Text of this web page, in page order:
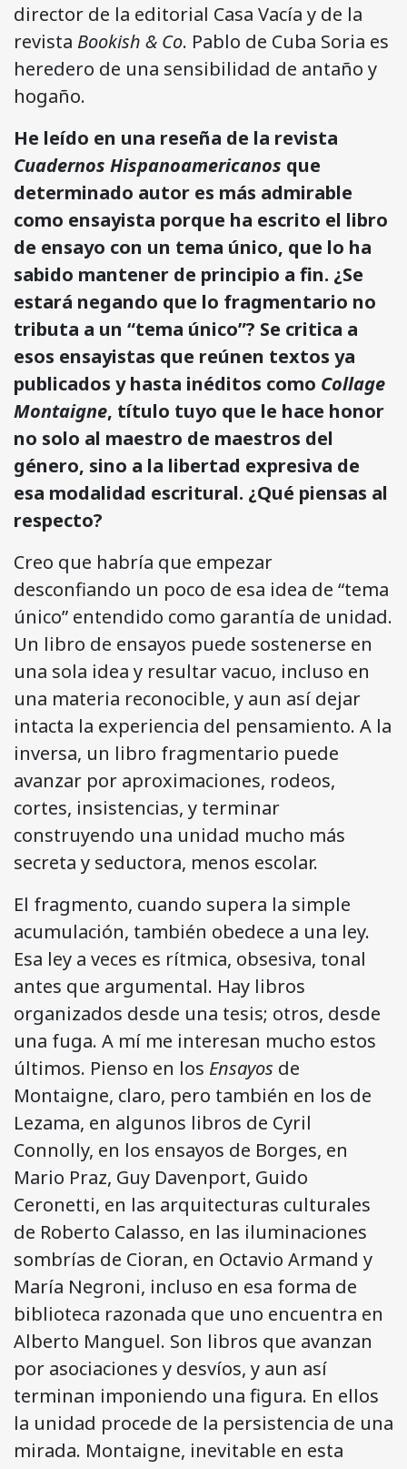
director de la editorial Casa Vacía y de la
revista Bookish & Co. Pablo de Cuba Soria es
heredero de una sensibilidad de antaño y
hogaño.
He leído en una reseña de la revista
Cuadernos Hispanoamericanos que
determinado autor es más admirable
como ensayista porque ha escrito el libro
de ensayo con un tema único, que lo ha
sabido mantener de principio a fin. ¿Se
estará negando que lo fragmentario no
tributa a un “tema único”? Se critica a
esos ensayistas que reúnen textos ya
publicados y hasta inéditos como Collage
Montaigne, título tuyo que le hace honor
no solo al maestro de maestros del
género, sino a la libertad expresiva de
esa modalidad escritural. ¿Qué piensas al
respecto?
Creo que habría que empezar
desconfiando un poco de esa idea de “tema
único” entendido como garantía de unidad.
Un libro de ensayos puede sostenerse en
una sola idea y resultar vacuo, incluso en
una materia reconocible, y aun así dejar
intacta la experiencia del pensamiento. A la
inversa, un libro fragmentario puede
avanzar por aproximaciones, rodeos,
cortes, insistencias, y terminar
construyendo una unidad mucho más
secreta y seductora, menos escolar.
El fragmento, cuando supera la simple
acumulación, también obedece a una ley.
Esa ley a veces es rítmica, obsesiva, tonal
antes que argumental. Hay libros
organizados desde una tesis; otros, desde
una fuga. A mí me interesan mucho estos
últimos. Pienso en los Ensayos de
Montaigne, claro, pero también en los de
Lezama, en algunos libros de Cyril
Connolly, en los ensayos de Borges, en
Mario Praz, Guy Davenport, Guido
Ceronetti, en las arquitecturas culturales
de Roberto Calasso, en las iluminaciones
sombrías de Cioran, en Octavio Armand y
María Negroni, incluso en esa forma de
biblioteca razonada que uno encuentra en
Alberto Manguel. Son libros que avanzan
por asociaciones y desvíos, y aun así
terminan imponiendo una figura. En ellos
la unidad procede de la persistencia de una
mirada. Montaigne, inevitable en esta